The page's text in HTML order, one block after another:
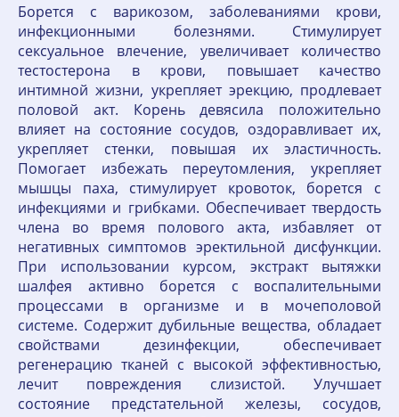
Борется с варикозом, заболеваниями крови,
инфекционными болезнями. Стимулирует
сексуальное влечение, увеличивает количество
тестостерона в крови, повышает качество
интимной жизни, укрепляет эрекцию, продлевает
половой акт. Корень девясила положительно
влияет на состояние сосудов, оздоравливает их,
укрепляет стенки, повышая их эластичность.
Помогает избежать переутомления, укрепляет
мышцы паха, стимулирует кровоток, борется с
инфекциями и грибками. Обеспечивает твердость
члена во время полового акта, избавляет от
негативных симптомов эректильной дисфункции.
При использовании курсом, экстракт вытяжки
шалфея активно борется с воспалительными
процессами в организме и в мочеполовой
системе. Содержит дубильные вещества, обладает
свойствами дезинфекции, обеспечивает
регенерацию тканей с высокой эффективностью,
лечит повреждения слизистой. Улучшает
состояние предстательной железы, сосудов,